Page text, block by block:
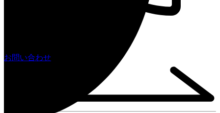
お問い合わせ